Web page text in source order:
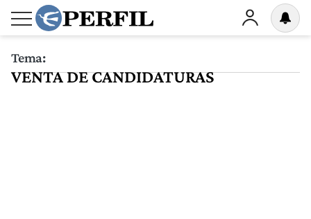
Tema:
VENTA DE CANDIDATURAS